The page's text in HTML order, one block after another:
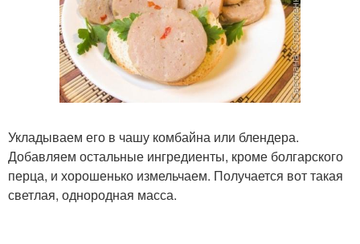
Укладываем его в чашу комбайна или блендера.
Добавляем остальные ингредиенты, кроме болгарского
перца, и хорошенько измельчаем. Получается вот такая
светлая, однородная масса.